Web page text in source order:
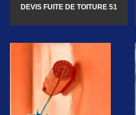
DEVIS FUITE DE TOITURE 51